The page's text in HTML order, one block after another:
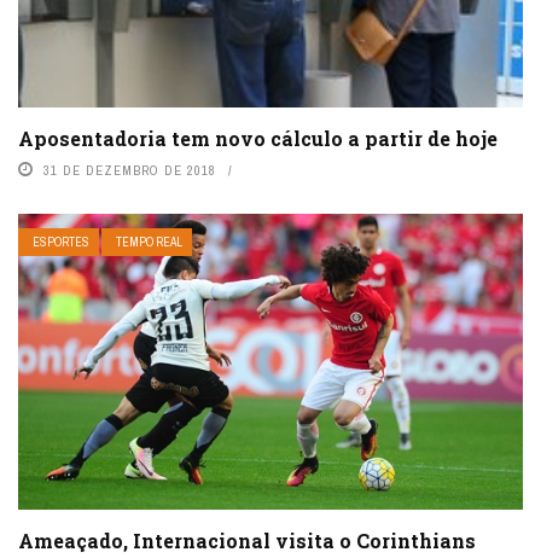
Aposentadoria tem novo cálculo a partir de hoje
31 DE DEZEMBRO DE 2018
ESPORTES TEMPO REAL
Ameaçado, Internacional visita o Corinthians